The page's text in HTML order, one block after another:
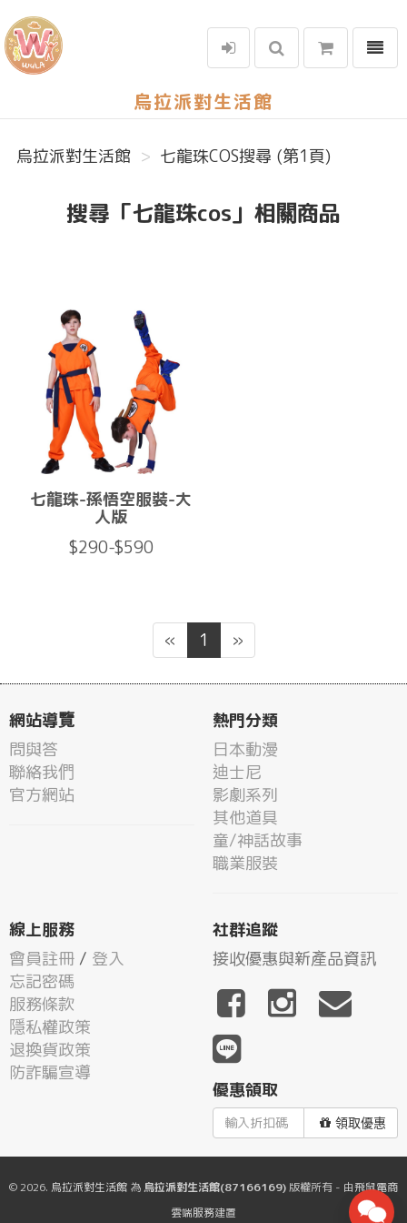
烏拉派對生活館
選單
烏拉派對生活館 七龍珠COS搜尋 (第1頁)
搜尋「七龍珠cos」相關商品
七龍珠-孫悟空服裝-大
人版
$290-$590
« 1 »
網站導覽
問與答
聯絡我們
官方網站
熱門分類
日本動漫
迪士尼
影劇系列
其他道具
童/神話故事
職業服裝
線上服務
會員註冊 / 登入
忘記密碼
服務條款
隱私權政策
退換貨政策
防詐騙宣導
社群追蹤
接收優惠與新產品資訊
優惠領取
領取優惠
© 2026. 烏拉派對生活館 為 烏拉派對生活館(87166169)版權所有 - 由飛鼠電商
雲端服務建置